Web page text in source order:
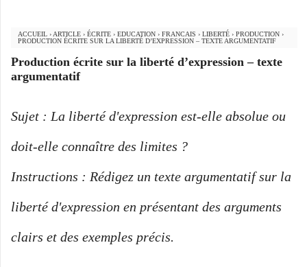
ACCUEIL › ARTICLE › ÉCRITE › EDUCATION › FRANCAIS › LIBERTÉ › PRODUCTION ›
PRODUCTION ÉCRITE SUR LA LIBERTÉ D’EXPRESSION – TEXTE ARGUMENTATIF
Production écrite sur la liberté d’expression – texte
argumentatif
Sujet : La liberté d'expression est-elle absolue ou
doit-elle connaître des limites ?
Instructions : Rédigez un texte argumentatif sur la
liberté d'expression en présentant des arguments
clairs et des exemples précis.